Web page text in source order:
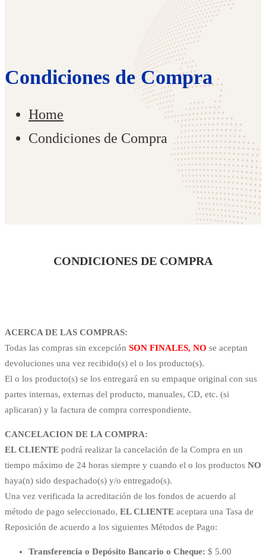
Condiciones de Compra
Home
Condiciones de Compra
Condiciones
Compra
CONDICIONES DE COMPRA
ACERCA DE LAS COMPRAS:
Todas las compras sin excepción SON FINALES, NO se aceptan
devoluciones una vez recibido(s) el o los producto(s).
El o los producto(s) se los entregará en su empaque original con sus
partes internas, externas del producto, manuales, CD, etc. (si
aplicaran) y la factura de compra correspondiente.
CANCELACION DE LA COMPRA:
EL CLIENTE podrá realizar la cancelación de la Compra en un
tiempo máximo de 24 horas siempre y cuando el o los productos NO
haya(n) sido despachado(s) y/o entregado(s).
Una vez verificada la acreditación de los fondos de acuerdo al
método de pago seleccionado, EL CLIENTE aceptara una Tasa de
Reposición de acuerdo a los siguientes Métodos de Pago:
Transferencia o Depósito Bancario o Cheque: $ 5.00